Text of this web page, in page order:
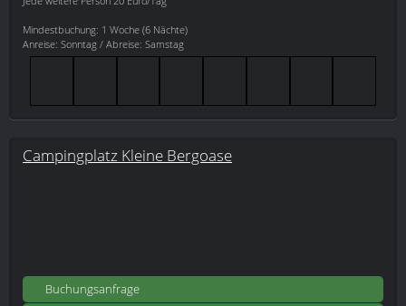
Mindestbuchung: 1 Woche (6 Nächte)
Anreise: Sonntag / Abreise: Samstag
Campingplatz Kleine Bergoase
Buchungsanfrage